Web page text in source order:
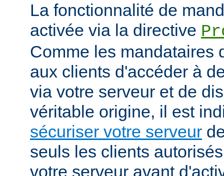
La fonctionnalité de
activée via la directive
Comme les mandataires
aux clients d'accéder à
via votre serveur et de
véritable origine, il est
sécuriser votre serveur
seuls les clients
votre serveur avant